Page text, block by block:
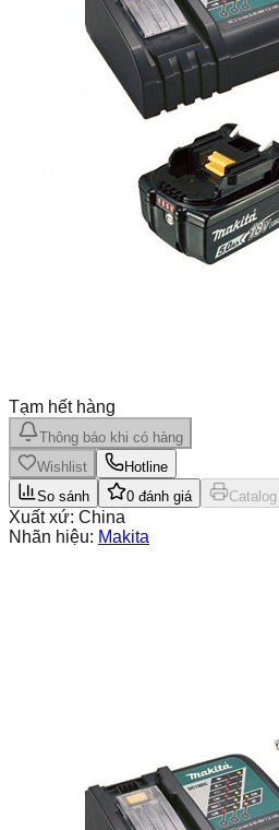
Tạm hết hàng
Thông báo khi có hàng
Wishlist
Hotline
So sánh
0 đánh giá Catalog
Xuất xứ: China
Nhãn hiệu: Makita